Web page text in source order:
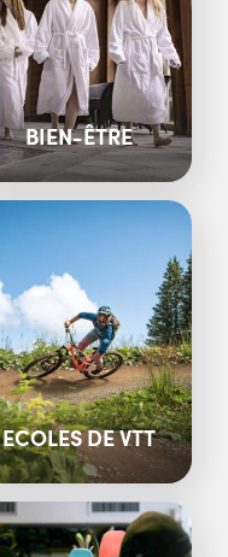
BIEN-ÊTRE
ECOLES DE VTT